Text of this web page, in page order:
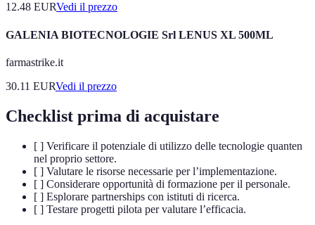
12.48 EURVedi il prezzo
GALENIA BIOTECNOLOGIE Srl LENUS XL 500ML
farmastrike.it
30.11 EURVedi il prezzo
Checklist prima di acquistare
[ ] Verificare il potenziale di utilizzo delle tecnologie quanten
nel proprio settore.
[ ] Valutare le risorse necessarie per l’implementazione.
[ ] Considerare opportunità di formazione per il personale.
[ ] Esplorare partnerships con istituti di ricerca.
[ ] Testare progetti pilota per valutare l’efficacia.